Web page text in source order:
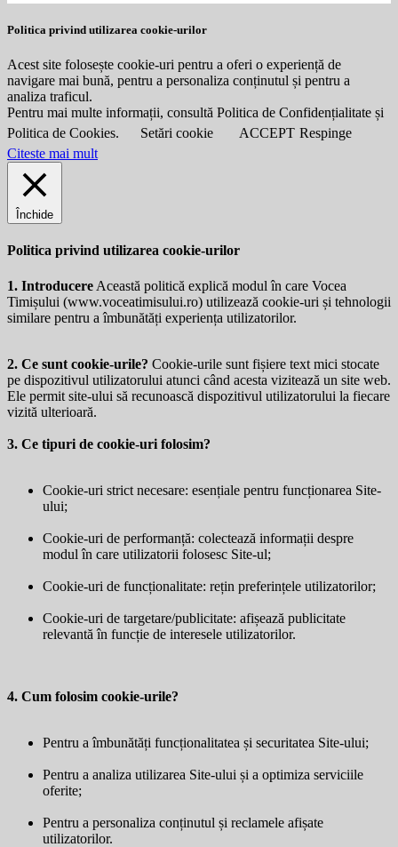
Politica privind utilizarea cookie-urilor
Acest site folosește cookie-uri pentru a oferi o experiență de
navigare mai bună, pentru a personaliza conținutul și pentru a
analiza traficul.
Pentru mai multe informații, consultă Politica de Confidențialitate și
Politica de Cookies.
Setări cookie ACCEPT Respinge
Citeste mai mult
Închide
Politica privind utilizarea cookie-urilor
1. Introducere Această politică explică modul în care Vocea
Timișului (www.voceatimisului.ro) utilizează cookie-uri și tehnologii
similare pentru a îmbunătăți experiența utilizatorilor.
2. Ce sunt cookie-urile? Cookie-urile sunt fișiere text mici stocate
pe dispozitivul utilizatorului atunci când acesta vizitează un site web.
Ele permit site-ului să recunoască dispozitivul utilizatorului la fiecare
vizită ulterioară.
3. Ce tipuri de cookie-uri folosim?
Cookie-uri strict necesare: esențiale pentru funcționarea Site-
ului;
Cookie-uri de performanță: colectează informații despre
modul în care utilizatorii folosesc Site-ul;
Cookie-uri de funcționalitate: rețin preferințele utilizatorilor;
Cookie-uri de targetare/publicitate: afișează publicitate
relevantă în funcție de interesele utilizatorilor.
4. Cum folosim cookie-urile?
Pentru a îmbunătăți funcționalitatea și securitatea Site-ului;
Pentru a analiza utilizarea Site-ului și a optimiza serviciile
oferite;
Pentru a personaliza conținutul și reclamele afișate
utilizatorilor.